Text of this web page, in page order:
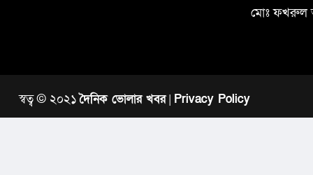
মোঃ
স্বত্ব © ২০২১দৈনিক ভোলার খবর| Privacy Policy